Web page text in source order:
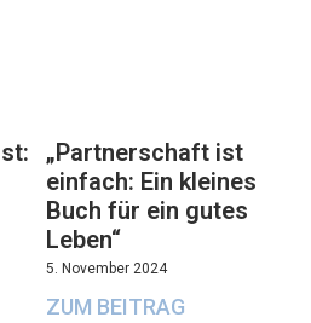
„Partnerschaft ist
einfach: Ein kleines
Buch für ein gutes
Leben“
5. November 2024
ZUM BEITRAG